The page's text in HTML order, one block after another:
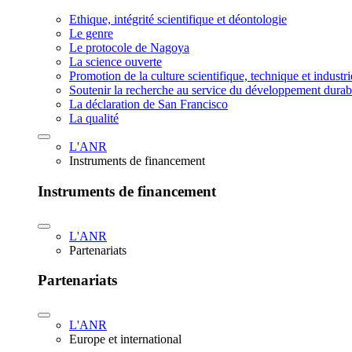
Ethique, intégrité scientifique et déontologie
Le genre
Le protocole de Nagoya
La science ouverte
Promotion de la culture scientifique, technique et
Soutenir la recherche au service du développement
La déclaration de San Francisco
La qualité
L'ANR
Instruments de financement
Instruments de financement
L'ANR
Partenariats
Partenariats
L'ANR
Europe et international